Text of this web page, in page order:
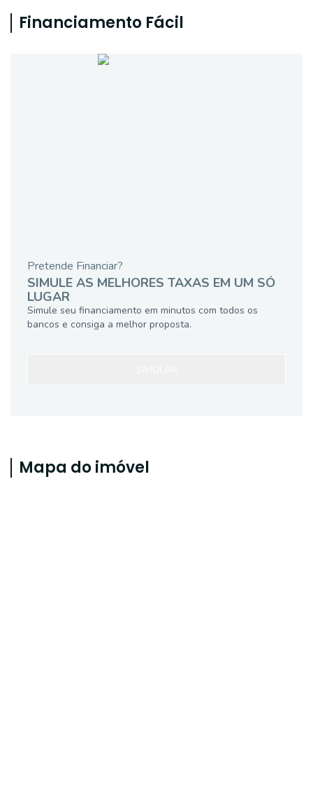
Financiamento Fácil
Pretende Financiar?
SIMULE AS MELHORES TAXAS EM UM SÓ
LUGAR
Simule seu financiamento em minutos com todos os
bancos e consiga a melhor proposta.
Mapa do imóvel